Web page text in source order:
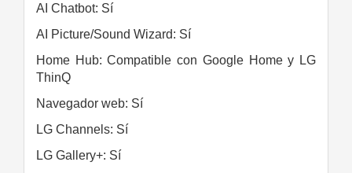
AI Chatbot: Sí
AI Picture/Sound Wizard: Sí
Home Hub: Compatible con Google Home y LG
ThinQ
Navegador web: Sí
LG Channels: Sí
LG Gallery+: Sí